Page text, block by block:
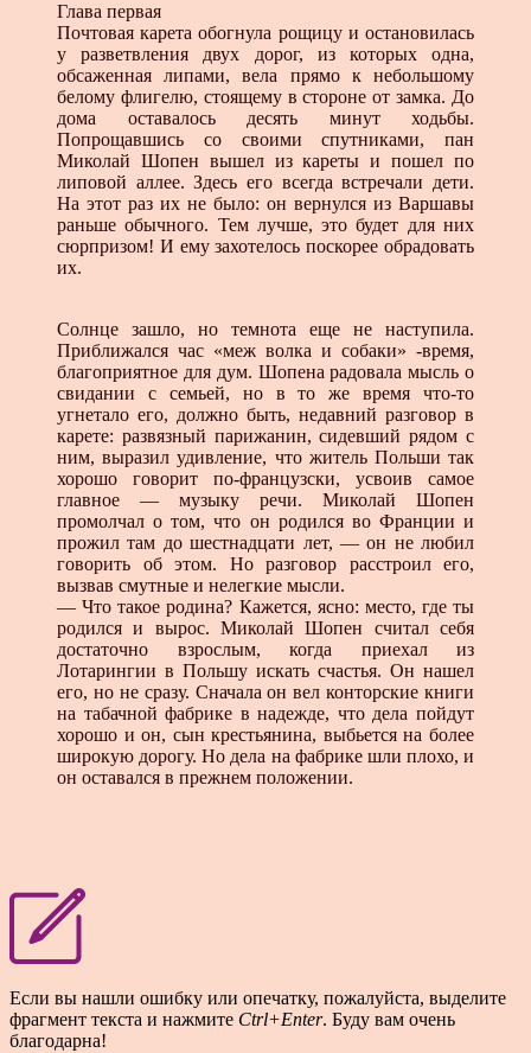
Глава первая
Почтовая карета обогнула рощицу и остановилась
у разветвления двух дорог, из которых одна,
обсаженная липами, вела прямо к небольшому
белому флигелю, стоящему в стороне от замка. До
дома оставалось десять минут ходьбы.
Попрощавшись со своими спутниками, пан
Миколай Шопен вышел из кареты и пошел по
липовой аллее. Здесь его всегда встречали дети.
На этот раз их не было: он вернулся из Варшавы
раньше обычного. Тем лучше, это будет для них
сюрпризом! И ему захотелось поскорее обрадовать
их.
Солнце зашло, но темнота еще не наступила.
Приближался час «меж волка и собаки» -время,
благоприятное для дум. Шопена радовала мысль о
свидании с семьей, но в то же время что-то
угнетало его, должно быть, недавний разговор в
карете: развязный парижанин, сидевший рядом с
ним, выразил удивление, что житель Польши так
хорошо говорит по-французски, усвоив самое
главное — музыку речи. Миколай Шопен
промолчал о том, что он родился во Франции и
прожил там до шестнадцати лет, — он не любил
говорить об этом. Но разговор расстроил его,
вызвав смутные и нелегкие мысли.
— Что такое родина? Кажется, ясно: место, где ты
родился и вырос. Миколай Шопен считал себя
достаточно взрослым, когда приехал из
Лотарингии в Польшу искать счастья. Он нашел
его, но не сразу. Сначала он вел конторские книги
на табачной фабрике в надежде, что дела пойдут
хорошо и он, сын крестьянина, выбьется на более
широкую дорогу. Но дела на фабрике шли плохо, и
он оставался в прежнем положении.
Если вы нашли ошибку или опечатку, пожалуйста, выделите
фрагмент текста и нажмите Ctrl+Enter. Буду вам очень
благодарна!